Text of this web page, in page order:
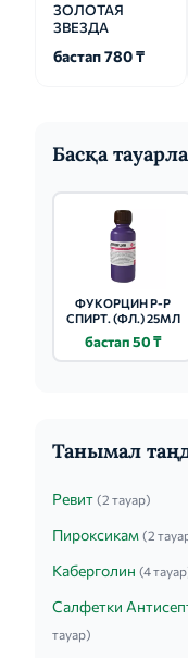
ЗОЛОТАЯ
ЗВЕЗДА
бастап 780 ₸
Басқа
ФУКОРЦИН Р-Р
СПИРТ. (ФЛ.) 25МЛ
бастап 50 ₸
Танымал
Ревит (2 тауар)
Пироксикам (2
Каберголин (4
Салфетки
тауар)